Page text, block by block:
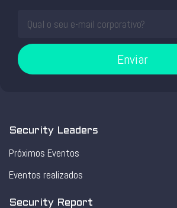
Enviar
Security Leaders
Próximos Eventos
Eventos realizados
Security Report